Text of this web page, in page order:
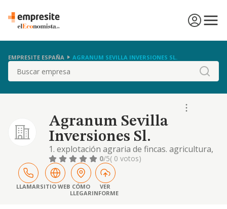
EMPRESITE ESPAÑA AGRANUM SEVILLA INVERSIONES SL.
Buscar
Agranum Sevilla
Inversiones Sl.
1. explotación agraria de fincas. agricultura,
ganadería y pesca. 2. compra y venta de
chatarra. 3. compra y venta de aceite. 4,-
comercio al por mayor y al por menor.
distribución comercial. importación y
exportación. 5. servicios de asesoría en el
0/5( 0 votos)
LLAMARSITIO WEB CÓMO
LLEGAR
VER
INFORME